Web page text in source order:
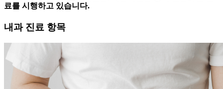
료를 시행하고 있습니다.
내과 진료 항목